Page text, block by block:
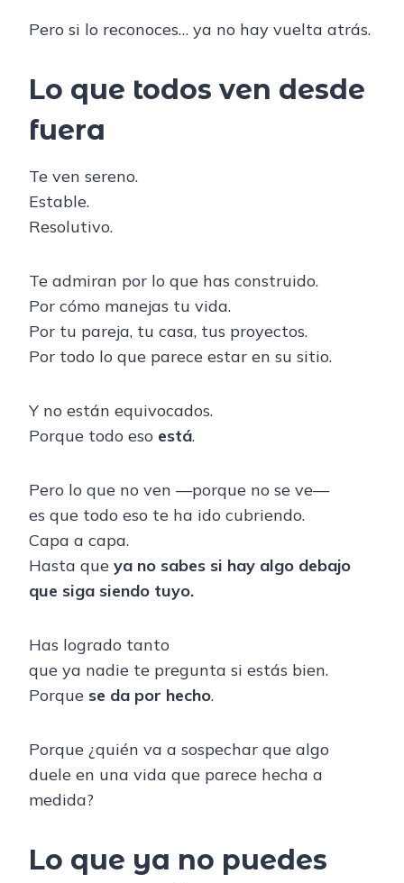
Pero si lo reconoces… ya no hay vuelta atrás.
Lo que todos ven desde
fuera
Te ven sereno.
Estable.
Resolutivo.
Te admiran por lo que has construido.
Por cómo manejas tu vida.
Por tu pareja, tu casa, tus proyectos.
Por todo lo que parece estar en su sitio.
Y no están equivocados.
Porque todo eso está.
Pero lo que no ven —porque no se ve—
es que todo eso te ha ido cubriendo.
Capa a capa.
Hasta que ya no sabes si hay algo debajo
que siga siendo tuyo.
Has logrado tanto
que ya nadie te pregunta si estás bien.
Porque se da por hecho.
Porque ¿quién va a sospechar que algo
duele en una vida que parece hecha a
medida?
Lo que ya no puedes